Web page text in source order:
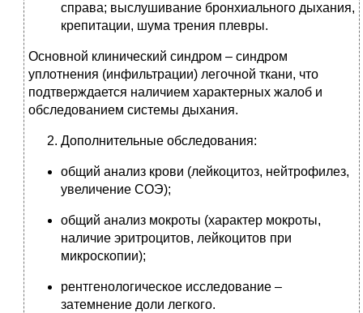
справа; выслушивание бронхиального дыхания,
крепитации, шума трения плевры.
Основной клинический синдром – синдром
уплотнения (инфильтрации) легочной ткани, что
подтверждается наличием характерных жалоб и
обследованием системы дыхания.
Дополнительные обследования:
общий анализ крови (лейкоцитоз, нейтрофилез,
увеличение СОЭ);
общий анализ мокроты (характер мокроты,
наличие эритроцитов, лейкоцитов при
микроскопии);
рентгенологическое исследование –
затемнение доли легкого.